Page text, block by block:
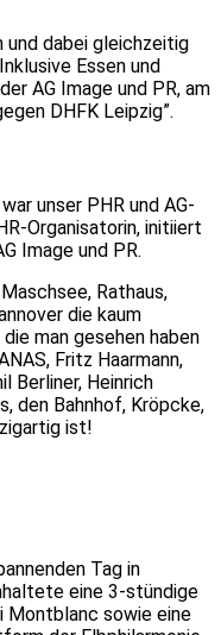
und dabei gleichzeitig
Essen und
AG Image und PR, am
DHFK Leipzig”.
unser PHR und AG-
Organisatorin, initiiert
Image und PR.
Rathaus,
die kaum
man gesehen haben
Fritz Haarmann,
Berliner, Heinrich
den Bahnhof, Kröpcke,
ist!
Tag in
eine 3-stündige
Montblanc sowie eine